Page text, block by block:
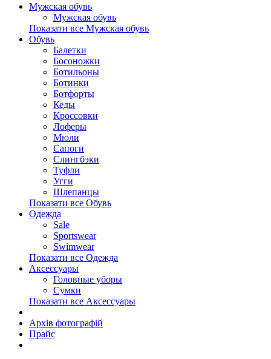
Мужская обувь
Мужская обувь
Показати все Мужская обувь
Обувь
Балетки
Босоножки
Ботильоны
Ботинки
Ботфорты
Кеды
Кроссовки
Лоферы
Мюли
Сапоги
Слингбэки
Туфли
Угги
Шлепанцы
Показати все Обувь
Одежда
Sale
Sportswear
Swimwear
Показати все Одежда
Аксессуары
Головные уборы
Сумки
Показати все Аксессуары
Архів фотографій
Прайс